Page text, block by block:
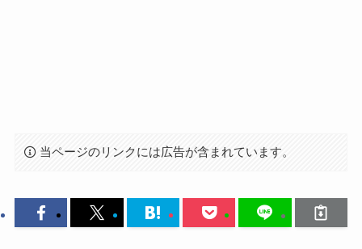
当ページのリンクには広告が含まれています。